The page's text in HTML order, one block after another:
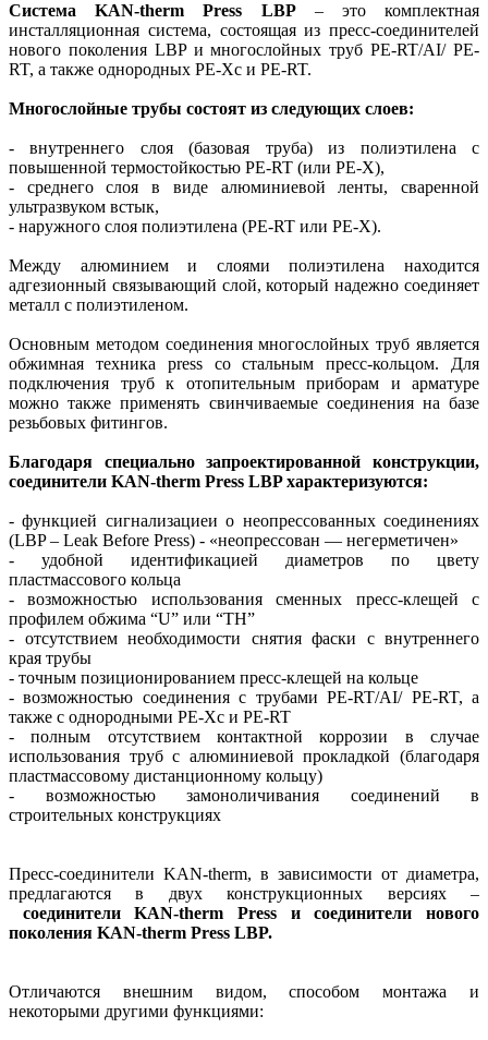
Система KAN-therm Press LBP– это комплектная
инсталляционная система, состоящая из пресс-соединителей
нового поколения LBP и многослойных труб PE-RT/AI/ PE-
RT, а также однородных PE-Xc и PE-RT.
Многослойные трубы состоят из следующих слоев:
- внутреннего слоя (базовая труба) из полиэтилена с
повышенной термостойкостью PE-RT (или PE-X),
- среднего слоя в виде алюминиевой ленты, сваренной
ультразвуком встык,
- наружного слоя полиэтилена (PE-RT или PE-X).
Между алюминием и слоями полиэтилена находится
адгезионный связывающий слой, который надежно соединяет
металл с полиэтиленом.
Основным методом соединения многослойных труб является
обжимная техника press со стальным пресс-кольцом. Для
подключения труб к отопительным приборам и арматуре
можно также применять свинчиваемые соединения на базе
резьбовых фитингов.
Благодаря специально запроектированной конструкции,
соединители KAN-therm Press LBP характеризуются:
- функцией сигнализациеи о неопрессованных соединениях
(LBP – Leak Before Press) - «неопрессован — негерметичен»
- удобной идентификацией диаметров по цвету
пластмассового кольца
- возможностью использования сменных пресс-клещей с
профилем обжима “U” или “TH”
- отсутствием необходимости снятия фаски с внутреннего
края трубы
- точным позиционированием пресс-клещей на кольце
- возможностью соединения с трубами PE-RT/AI/ PE-RT, а
также с однородными PE-Xc и PE-RT
- полным отсутствием контактной коррозии в случае
использования труб с алюминиевой прокладкой (благодаря
пластмассовому дистанционному кольцу)
- возможностью замоноличивания соединений в
строительных конструкциях
Пресс-соединители KAN-therm, в зависимости от диаметра,
предлагаются в двух конструкционных версиях –
соединители KAN-therm Press и соединители нового
поколения KAN-therm Press LBP.
Отличаются внешним видом, способом монтажа и
некоторыми другими функциями: